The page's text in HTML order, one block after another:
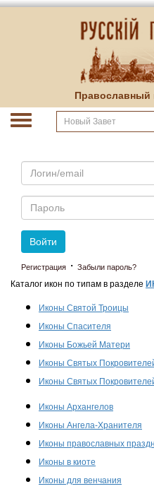
Православный
Email
Пароль
Войти
Регистрация · Забыли пароль?
Каталог икон по типам в разделе
Иконы Святой Троицы
Иконы Спасителя
Иконы Божьей Матери
Иконы Святых
Иконы Святых
Иконы Архангелов
Иконы Ангела-Хранителя
Иконы православных
Иконы в киоте
Иконы для венчания